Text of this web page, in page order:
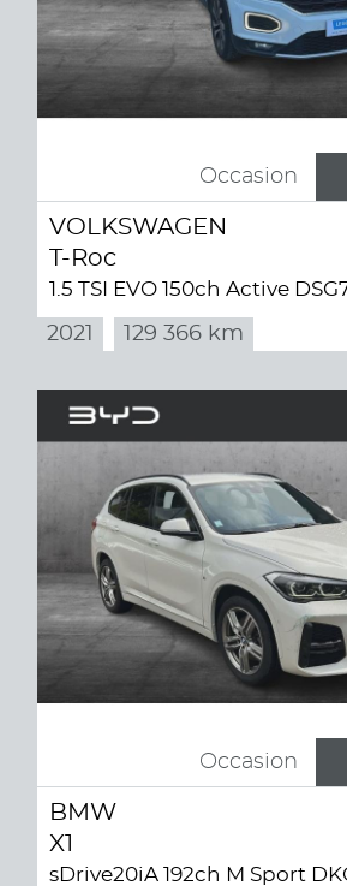
Occasion
VOLKSWAGEN
T-Roc
1.5 TSI EVO 150ch Active
2021 129 366 km
Occasion
BMW
X1
sDrive20iA 192ch M Sport